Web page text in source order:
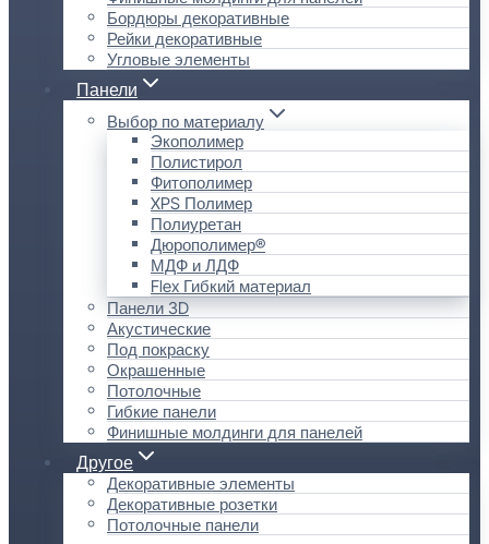
Бордюры декоративные
Рейки декоративные
Угловые элементы
Панели
Выбор по материалу
Экополимер
Полистирол
Фитополимер
XPS Полимер
Полиуретан
Дюрополимер®
МДФ и ЛДФ
Flex Гибкий материал
Панели 3D
Акустические
Под покраску
Окрашенные
Потолочные
Гибкие панели
Финишные молдинги для панелей
Другое
Декоративные элементы
Декоративные розетки
Потолочные панели